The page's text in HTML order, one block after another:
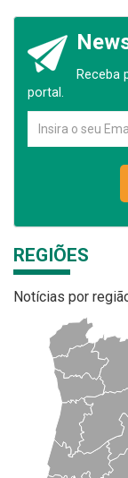
Receba
portal.
REGIÕES
Notícias por